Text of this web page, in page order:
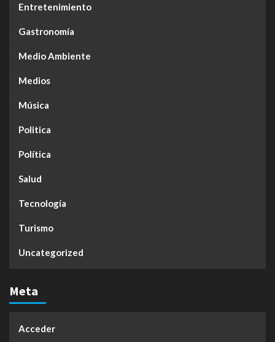
Entretenimiento
Gastronomía
Medio Ambiente
Medios
Música
Politica
Política
Salud
Tecnología
Turismo
Uncategorized
Meta
Acceder